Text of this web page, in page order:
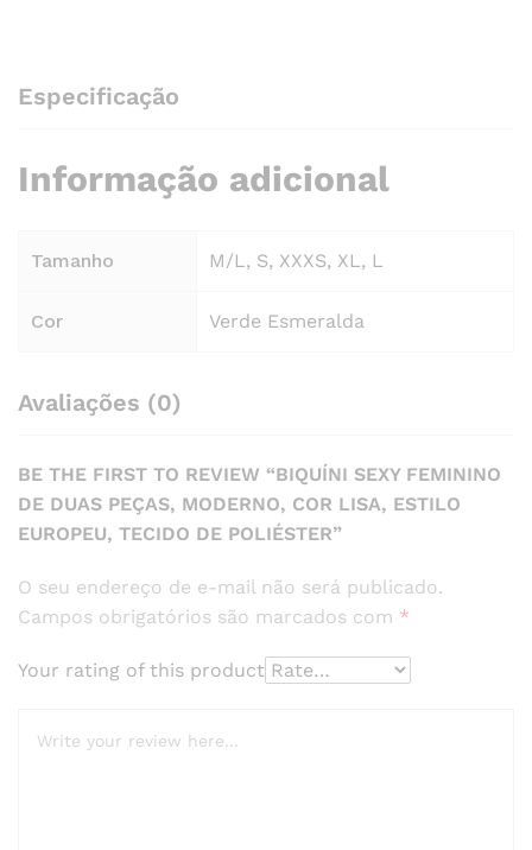
Especificação
Informação adicional
Tamanho M/L, S, XXXS, XL, L
Cor Verde Esmeralda
Avaliações (0)
BE THE FIRST TO REVIEW “BIQUÍNI SEXY FEMININO
DE DUAS PEÇAS, MODERNO, COR LISA, ESTILO
EUROPEU, TECIDO DE POLIÉSTER”
O seu endereço de e-mail não será publicado.
Campos obrigatórios são marcados com *
Your rating of this product